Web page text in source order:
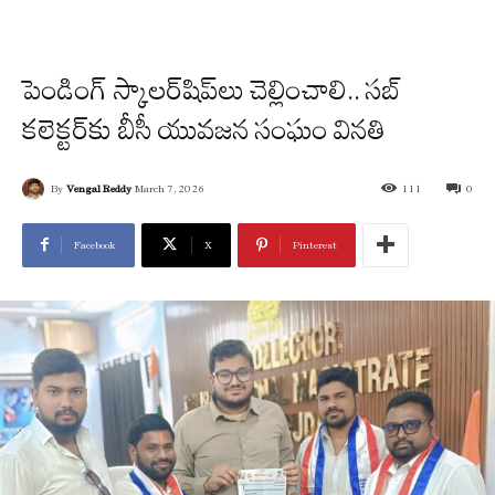
పెండింగ్ స్కాలర్‌షిప్‌లు చెల్లించాలి.. సబ్
కలెక్టర్‌కు బీసీ యువజన సంఘం వినతి
By Vengal Reddy March 7, 2026 0
111
Facebook X Pinterest